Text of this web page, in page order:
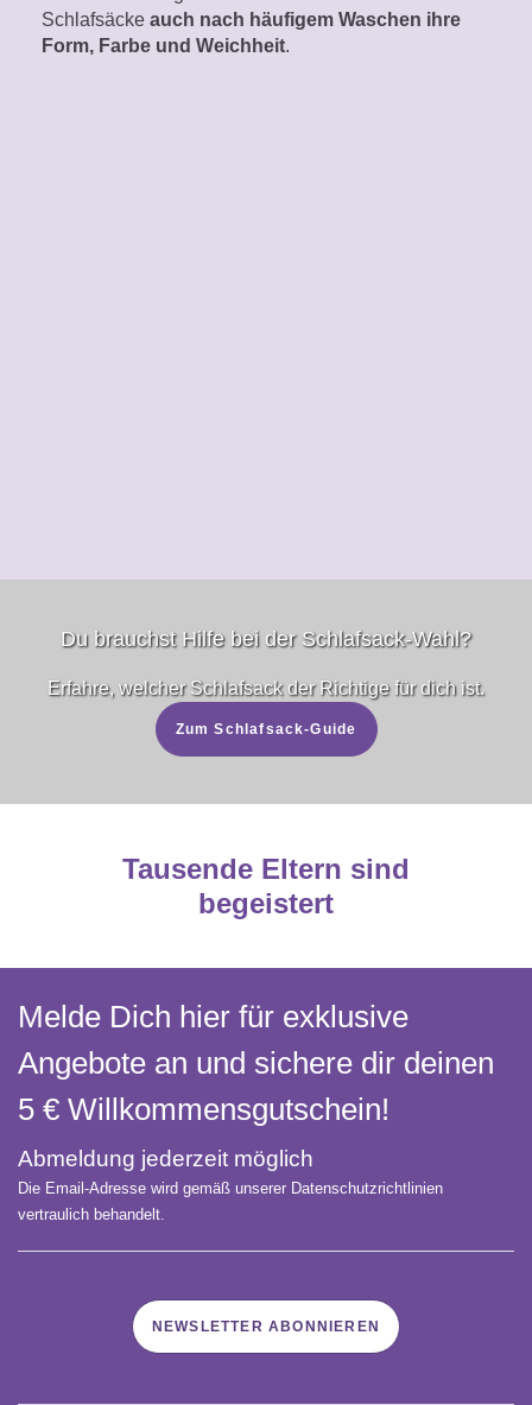
Schlafsäcke auch nach häufigem Waschen ihre
Form, Farbe und Weichheit.
Du brauchst Hilfe bei der Schlafsack-Wahl?
Erfahre, welcher Schlafsack der Richtige für dich ist.
Zum Schlafsack-Guide
Tausende Eltern sind
begeistert
Melde Dich hier für exklusive
Angebote an und sichere dir deinen
5 € Willkommens­gutschein!
Abmeldung jederzeit möglich
Die Email-Adresse wird gemäß unserer Datenschutzrichtlinien
vertraulich behandelt.
NEWSLETTER ABONNIEREN